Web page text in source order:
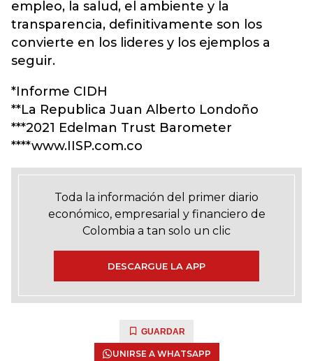
empleo, la salud, el ambiente y la
transparencia, definitivamente son los
convierte en los lideres y los ejemplos a
seguir.
*Informe CIDH
**La Republica Juan Alberto Londoño
***2021 Edelman Trust Barometer
****www.IISP.com.co
Toda la información del primer diario
económico, empresarial y financiero de
Colombia a tan solo un clic
DESCARGUE LA APP
GUARDAR
UNIRSE A WHATSAPP